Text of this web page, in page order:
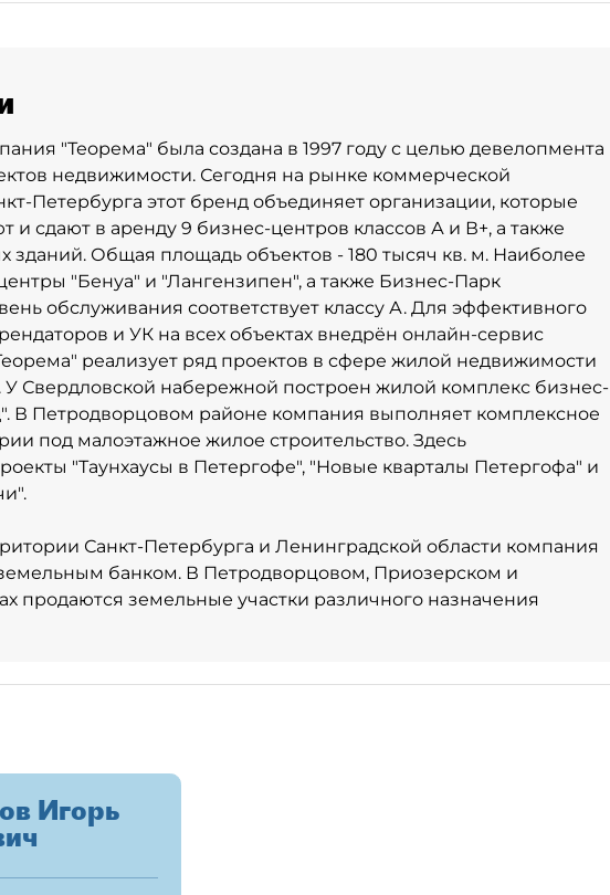
"Теорема" была создана в 1997 году с целью девелопмента
недвижимости. Сегодня на рынке коммерческой
Петербурга этот бренд объединяет организации, которые
и сдают в аренду 9 бизнес-центров классов А и В+, а также
зданий. Общая площадь объектов - 180 тысяч кв. м. Наиболее
"Бенуа" и "Лангензипен", а также Бизнес-Парк
обслуживания соответствует классу А. Для эффективного
и УК на всех объектах внедрён онлайн-сервис
реализует ряд проектов в сфере жилой недвижимости
У Свердловской набережной построен жилой комплекс бизнес-
В Петродворцовом районе компания выполняет комплексное
под малоэтажное жилое строительство. Здесь
"Таунхаусы в Петергофе", "Новые кварталы Петергофа" и
Санкт-Петербурга и Ленинградской области компания
банком. В Петродворцовом, Приозерском и
продаются земельные участки различного назначения
Игорь